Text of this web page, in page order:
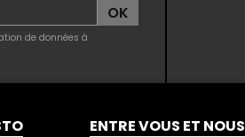
de données à
ENTRE VOUS ET NOUS